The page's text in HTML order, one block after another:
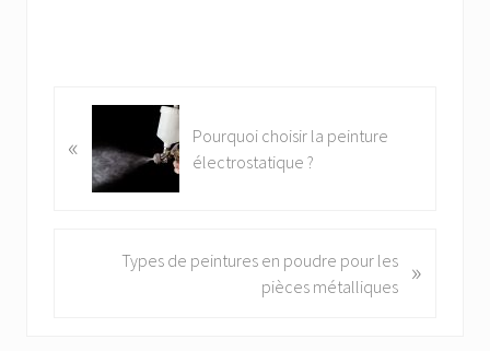
r
«
Pourquoi choisir la peinture
électrostatique ?
Types de peintures en poudre pour les
pièces métalliques
»